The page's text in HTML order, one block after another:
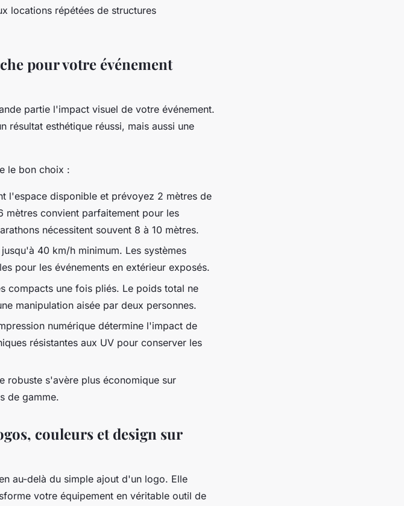
locations répétées de structures
pour votre événement
partie l'impact visuel de votre événement.
résultat esthétique réussi, mais aussi une
le bon choix :
l'espace disponible et prévoyez 2 mètres de
mètres convient parfaitement pour les
nécessitent souvent 8 à 10 mètres.
40 km/h minimum. Les systèmes
pour les événements en extérieur exposés.
compacts une fois pliés. Le poids total ne
manipulation aisée par deux personnes.
numérique détermine l'impact de
résistantes aux UV pour conserver les
robuste s'avère plus économique sur
de gamme.
couleurs et design sur
au-delà du simple ajout d'un logo. Elle
votre équipement en véritable outil de